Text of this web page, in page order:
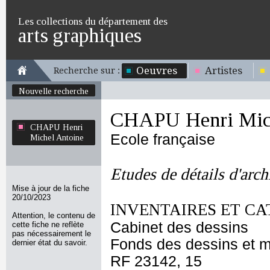
Les collections du département des
arts graphiques
Recherche sur : Oeuvres Artistes
Nouvelle recherche
CHAPU Henri
Michel Antoine
Mise à jour de la fiche
20/10/2023
Attention, le contenu de
cette fiche ne reflète
pas nécessairement le
dernier état du savoir.
CHAPU Henri
Ecole française
Etudes de détails
INVENTAIRES ET
Cabinet des dessins
Fonds des dessins et
RF 23142, 15